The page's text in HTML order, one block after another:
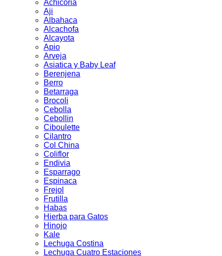
Achicoria
Aji
Albahaca
Alcachofa
Alcayota
Apio
Arveja
Asiatica y Baby Leaf
Berenjena
Berro
Betarraga
Brocoli
Cebolla
Cebollin
Ciboulette
Cilantro
Col China
Coliflor
Endivia
Esparrago
Espinaca
Frejol
Frutilla
Habas
Hierba para Gatos
Hinojo
Kale
Lechuga Costina
Lechuga Cuatro Estaciones